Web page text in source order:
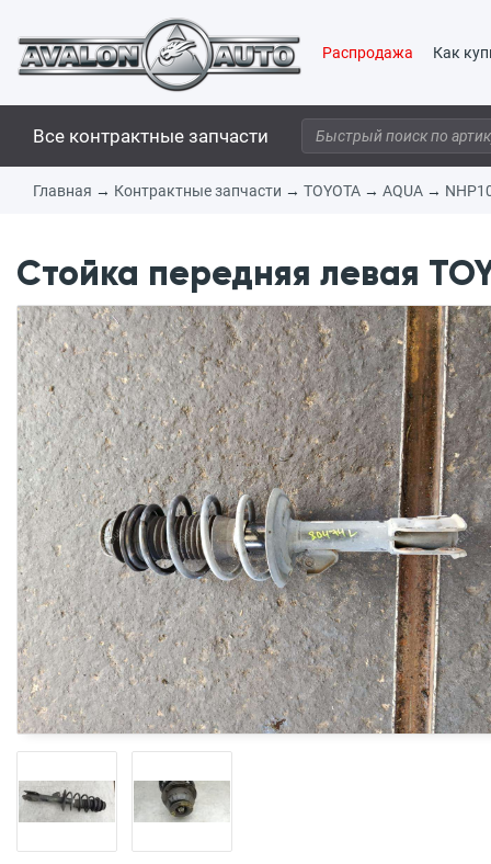
Распродажа Как
Все контрактные запчасти
Главная → Контрактные запчасти → TOYOTA → AQUA →
Стойка передняя левая